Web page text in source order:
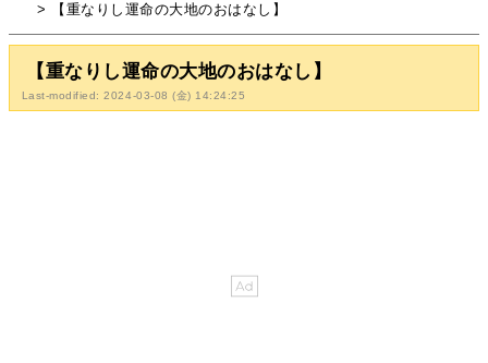
> 【重なりし運命の大地のおはなし】
【重なりし運命の大地のおはなし】
Last-modified: 2024-03-08 (金) 14:24:25